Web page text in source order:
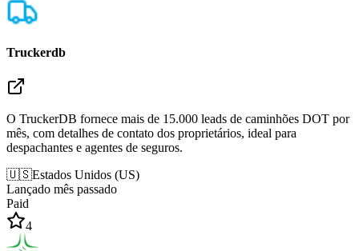
Truckerdb
O TruckerDB fornece mais de 15.000 leads de caminhões DOT por
mês, com detalhes de contato dos proprietários, ideal para
despachantes e agentes de seguros.
🇺🇸Estados Unidos (US)
Lançado mês passado
Paid
4